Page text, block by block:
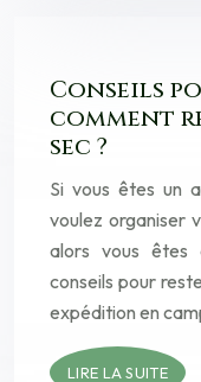
Conseils
comment
sec ?
Si vous êtes un
voulez organiser
alors vous êtes
conseils pour
expédition en
LIRE LA SUITE